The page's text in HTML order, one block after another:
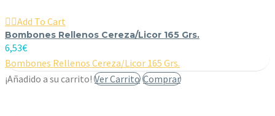
Add To Cart
Bombones Rellenos Cereza/Licor 165 Grs.
6,53€
Bombones Rellenos Cereza/Licor 165 Grs.
¡Añadido a su carrito! Ver Carrito Comprar